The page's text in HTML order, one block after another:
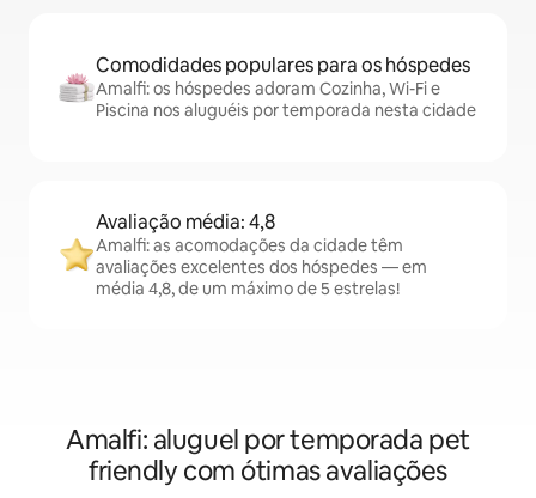
Comodidades populares para os hóspedes
Amalfi: os hóspedes adoram Cozinha, Wi-Fi e
Piscina nos aluguéis por temporada nesta cidade
Avaliação média: 4,8
Amalfi: as acomodações da cidade têm
avaliações excelentes dos hóspedes — em
média 4,8, de um máximo de 5 estrelas!
Amalfi: aluguel por temporada pet
friendly com ótimas avaliações